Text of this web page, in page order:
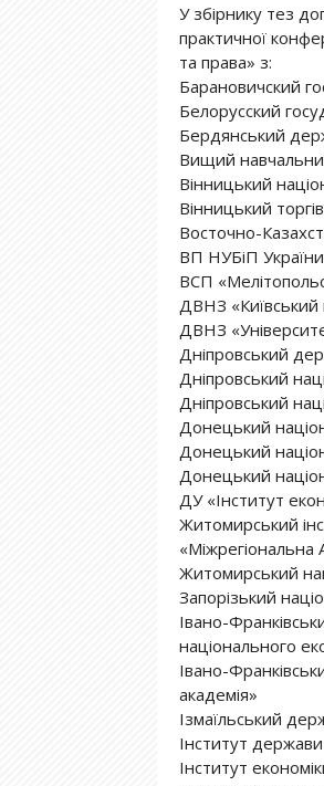
У збірнику тез
практичної
та права» з:
Барановичский
Белорусский
Бердянський
Вищий
Вінницький
Вінницький
Восточно-
ВП НУБіП
ВСП
ДВНЗ «Київський
ДВНЗ
Дніпровський
Дніпровський
Дніпровський
Донецький
Донецький
Донецький
ДУ «Інститут
Житомирський
«Міжрегіональна
Житомирський
Запорізький
Івано-
національного
Івано-
академія»
Ізмаїльський
Інститут
Інститут